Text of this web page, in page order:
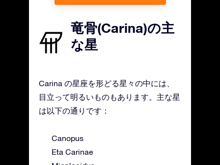
竜骨(Carina)の主
な星
Carina の星座を形どる星々の中には、
目立って明るいものもあります。主な星
は以下の通りです：
Canopus
Eta Carinae